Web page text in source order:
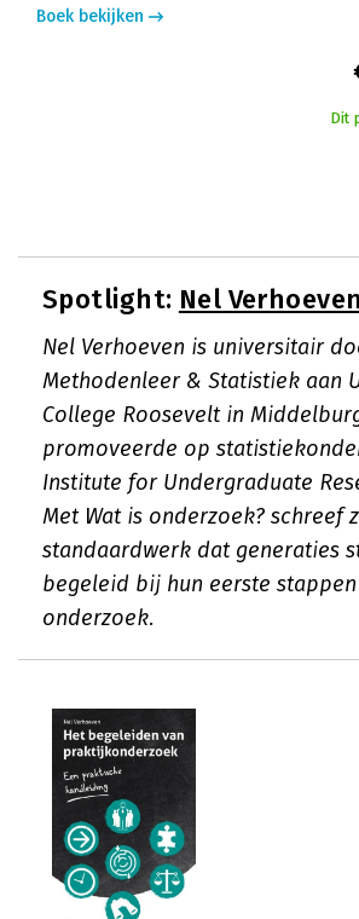
Boek bekijken
Dit
Spotlight: Nel Verhoeven
Nel Verhoeven is universitair
Methodenleer & Statistiek aan
College Roosevelt in
promoveerde op
Institute for Undergraduate
Met Wat is onderzoek? schreef
standaardwerk dat generaties
begeleid bij hun eerste
onderzoek.